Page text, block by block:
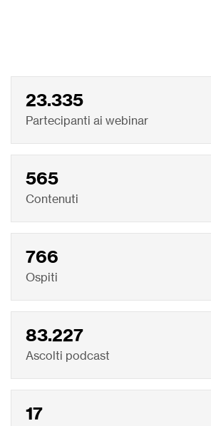
23.335
Partecipanti ai webinar
565
Contenuti
766
Ospiti
83.227
Ascolti podcast
17